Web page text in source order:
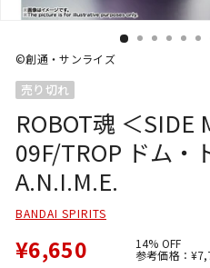
©創通・サンライズ
売り切れ
ROBOT魂 ＜SIDE
09F/TROP ドム・
A.N.I.M.E.
BANDAI SPIRITS
¥6,650 14% OFF
参考価格：通